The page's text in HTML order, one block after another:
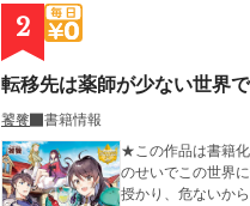
2
転移先は薬師が少ない世界
饕餮
書籍情報
★この作品は書籍化
のせいでこの世界
授かり、危ないか